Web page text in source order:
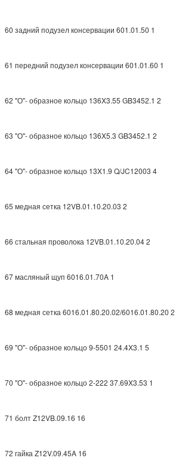
60 задний подузел консервации 601.01.50 1
61 передний подузел консервации 601.01.60 1
62 "О"- образное кольцо 136X3.55 GB3452.1 2
63 "О"- образное кольцо 136X5.3 GB3452.1 2
64 "О"- образное кольцо 13X1.9 Q/JC12003 4
65 медная сетка 12VB.01.10.20.03 2
66 стальная проволока 12VB.01.10.20.04 2
67 масляный щуп 6016.01.70A 1
68 медная сетка 6016.01.80.20.02/6016.01.80.20 2
69 "О"- образное кольцо 9-5501 24.4X3.1 5
70 "О"- образное кольцо 2-222 37.69X3.53 1
71 болт Z12VB.09.16 16
72 гайка Z12V.09.45A 16